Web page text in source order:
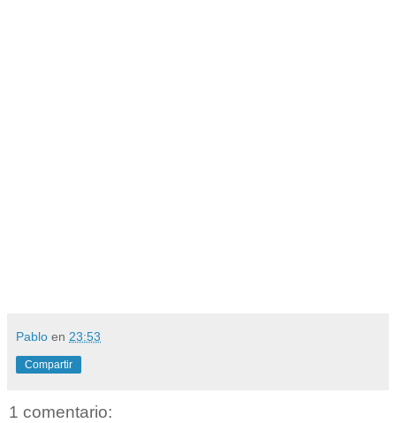
Pablo en 23:53
Compartir
1 comentario: